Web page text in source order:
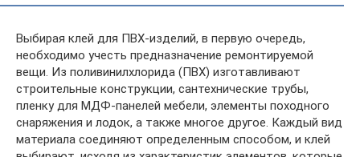
Выбирая клей для ПВХ-изделий, в первую очередь,
необходимо учесть предназначение ремонтируемой
вещи. Из поливинилхлорида (ПВХ) изготавливают
строительные конструкции, сантехнические трубы,
пленку для МДФ-панелей мебели, элементы походного
снаряжения и лодок, а также многое другое. Каждый вид
материала соединяют определенным способом, и клей